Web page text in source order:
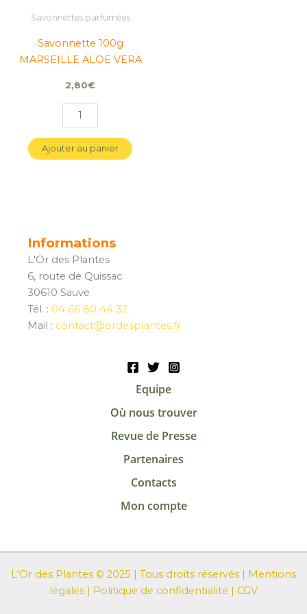
Savonnettes parfumées
Savonnette 100g
MARSEILLE ALOE VERA
2,80€
Ajouter au panier
Informations
L'Or des Plantes
6, route de Quissac
30610 Sauve
Tél. : 04 66 80 44 32
Mail : contact@ordesplantes.fr
Equipe
Où nous trouver
Revue de Presse
Partenaires
Contacts
Mon compte
L'Or des Plantes © 2025 | Tous droits réservés |
Mentions
légales
Politique de confidentialité CGV